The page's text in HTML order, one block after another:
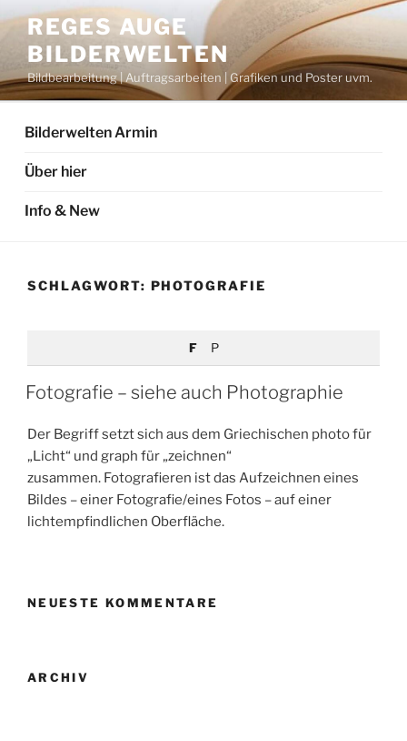
Inhalt
springen
REGES AUGE
BILDERWELTEN
Bildbearbeitung | Auftragsarbeiten | Grafiken und Poster uvm.
Bilderwelten Armin
Über hier
Info & New
SCHLAGWORT: PHOTOGRAFIE
F P
Fotografie – siehe auch Photographie
Der Begriff setzt sich aus dem Griechischen photo für
„Licht“ und graph für „zeichnen“
zusammen. Fotografieren ist das Aufzeichnen eines
Bildes – einer Fotografie/eines Fotos – auf einer
lichtempfindlichen Oberfläche.
NEUESTE KOMMENTARE
ARCHIV